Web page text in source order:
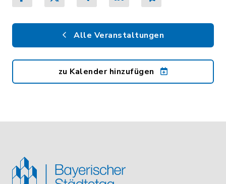
Alle Veranstaltungen
zu Kalender hinzufügen